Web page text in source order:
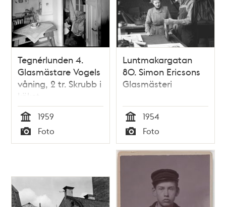
Tegnérlunden 4.
Glasmästare Vogels
våning, 2 tr. Skrubb i
köket
Tid
1959
Typ
Foto
Luntmakargatan
80. Simon Ericsons
Glasmästeri
Tid
1954
Typ
Foto